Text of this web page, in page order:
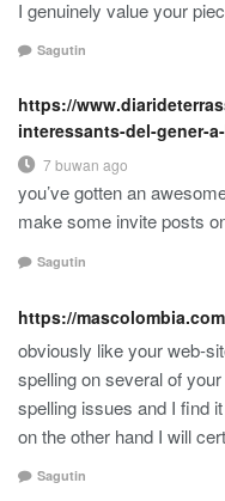
I genuinely value your
Sagutin
https://
interessants-del-gener-
7 buwan ago
you’ve gotten an
make some invite posts
Sagutin
https://
obviously like your web-
spelling on several of
spelling issues and I find
on the other hand I will
Sagutin